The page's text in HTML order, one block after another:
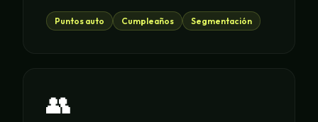
Puntos auto Cumpleaños Segmentación
👥